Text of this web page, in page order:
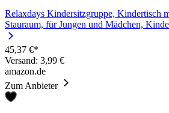
Relaxdays Kindersitzgruppe, Kindertisch
Stauraum, für Jungen und Mädchen,
45,37 €*
Versand: 3,99 €
amazon.de
Zum Anbieter